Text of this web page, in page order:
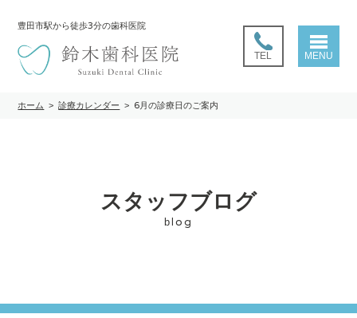
豊田市駅から徒歩3分の歯科医院
TEL MENU
ホーム >診療カレンダー > 6月の診療日のご案内
スタッフブログ
blog